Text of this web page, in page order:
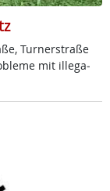
Tur­ner­stra­ße
mit il­le­ga­